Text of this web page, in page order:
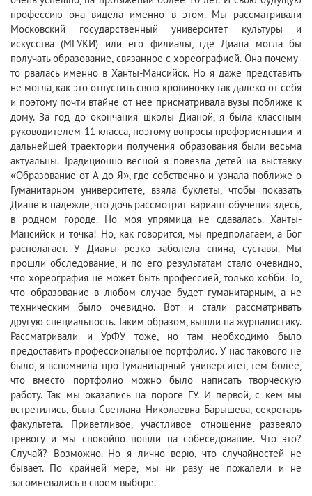
профессию она видела именно в этом. Мы рассматривали
Московский государственный университет культуры и
искусства (МГУКИ) или его филиалы, где Диана могла бы
получать образование, связанное с хореографией. Она почему-
то рвалась именно в Ханты-Мансийск. Но я даже представить
не могла, как это отпустить свою кровиночку так далеко от себя
и поэтому почти втайне от нее присматривала вузы поближе к
дому. За год до окончания школы Дианой, я была классным
руководителем 11 класса, поэтому вопросы профориентации и
дальнейшей траектории получения образования были весьма
актуальны. Традиционно весной я повезла детей на выставку
«Образование от А до Я», где собственно и узнала поближе о
Гуманитарном университете, взяла буклеты, чтобы показать
Диане в надежде, что дочь рассмотрит вариант обучения здесь,
в родном городе. Но моя упрямица не сдавалась. Ханты-
Мансийск и точка! Но, как говорится, мы предполагаем, а Бог
располагает. У Дианы резко заболела спина, суставы. Мы
прошли обследование, и по его результатам стало очевидно,
что хореография не может быть профессией, только хобби. То,
что образование в любом случае будет гуманитарным, а не
техническим было очевидно. Вот и стали рассматривать
другую специальность. Таким образом, вышли на журналистику.
Рассматривали и УрФУ тоже, но там необходимо было
предоставить профессиональное портфолио. У нас такового не
было, я вспомнила про Гуманитарный университет, тем более,
что вместо портфолио можно было написать творческую
работу. Так мы оказались на пороге ГУ. И первой, с кем мы
встретились, была Светлана Николаевна Барышева, секретарь
факультета. Приветливое, участливое отношение развеяло
тревогу и мы спокойно пошли на собеседование. Что это?
Случай? Возможно. Но я лично верю, что случайностей не
бывает. По крайней мере, мы ни разу не пожалели и не
засомневались в своем выборе.